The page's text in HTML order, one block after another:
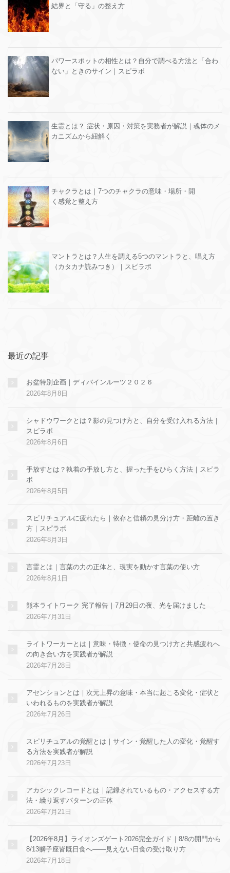
結界と「守る」の整え方
パワースポットの相性とは？自分で調べる方法と「合わ
ない」ときのサイン｜スピラボ
生霊とは？ 症状・原因・対策を実務者が解説｜魂体のメ
カニズムから紐解く
チャクラとは｜7つのチャクラの意味・場所・開
く感覚と整え方
マントラとは？人生を調える5つのマントラと、唱え方
（カタカナ読みつき）｜スピラボ
最近の記事
お盆特別企画｜ディバインルーツ２０２６
2026年8月8日
シャドウワークとは？影の見つけ方と、自分を受け入れる方法｜
スピラボ
2026年8月6日
手放すとは？執着の手放し方と、握った手をひらく方法｜スピラ
ボ
2026年8月5日
スピリチュアルに疲れたら｜依存と信頼の見分け方・距離の置き
方｜スピラボ
2026年8月3日
言霊とは｜言葉の力の正体と、現実を動かす言葉の使い方
2026年8月1日
熊本ライトワーク 完了報告｜7月29日の夜、光を届けました
2026年7月31日
ライトワーカーとは｜意味・特徴・使命の見つけ方と共感疲れへ
の向き合い方を実践者が解説
2026年7月28日
アセンションとは｜次元上昇の意味・本当に起こる変化・症状と
いわれるものを実践者が解説
2026年7月26日
スピリチュアルの覚醒とは｜サイン・覚醒した人の変化・覚醒す
る方法を実践者が解説
2026年7月23日
アカシックレコードとは｜記録されているもの・アクセスする方
法・繰り返すパターンの正体
2026年7月21日
【2026年8月】ライオンズゲート2026完全ガイド｜8/8の開門から
8/13獅子座皆既日食へ——見えない日食の受け取り方
2026年7月18日